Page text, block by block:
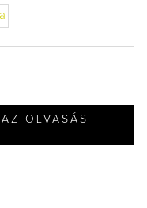
OLVASÁS